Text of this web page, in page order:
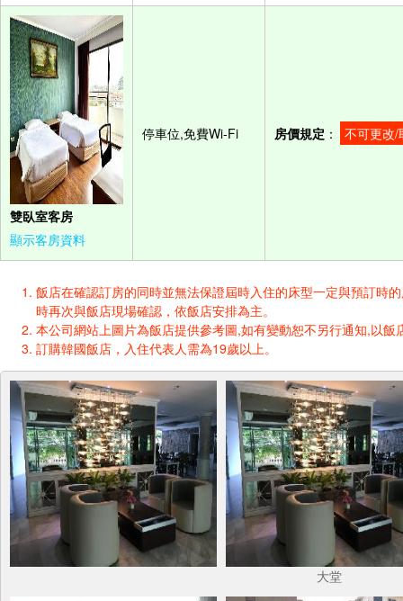
雙臥室客房
顯示客房資料
停車位,免費Wi-Fi 房價規定 ： 不可更改/
飯店在確認訂房的同時並無法保證屆時入住的床型一定與預訂時
時再次與飯店現場確認，依飯店安排為主。
本公司網站上圖片為飯店提供參考圖,如有變動恕不另行通知,以飯
訂購韓國飯店，入住代表人需為19歲以上。
大堂